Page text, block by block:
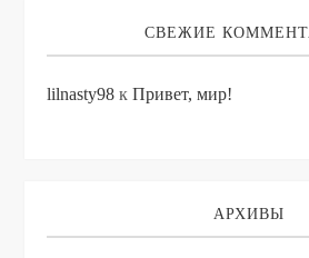
СВЕЖИЕ
lilnasty98 кПривет, мир!
АРХИВЫ